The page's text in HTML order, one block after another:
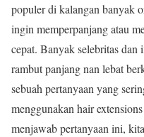
populer di kalangan banyak
ingin memperpanjang atau
cepat. Banyak selebritas dan
rambut panjang nan lebat
sebuah pertanyaan yang
menggunakan hair
menjawab pertanyaan ini,